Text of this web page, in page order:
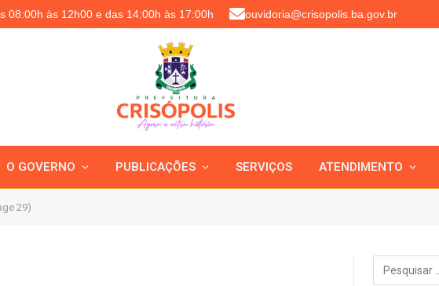
08:00h às 12h00 e das 14:00h às 17:00h ouvidoria@crisopolis.ba.gov.br
O GOVERNO PUBLICAÇÕES SERVIÇOS ATENDIMENTO
29)